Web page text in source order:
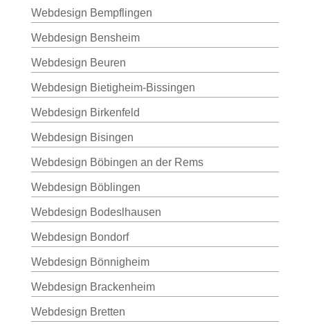
Webdesign Bempflingen
Webdesign Bensheim
Webdesign Beuren
Webdesign Bietigheim-Bissingen
Webdesign Birkenfeld
Webdesign Bisingen
Webdesign Böbingen an der Rems
Webdesign Böblingen
Webdesign Bodeslhausen
Webdesign Bondorf
Webdesign Bönnigheim
Webdesign Brackenheim
Webdesign Bretten